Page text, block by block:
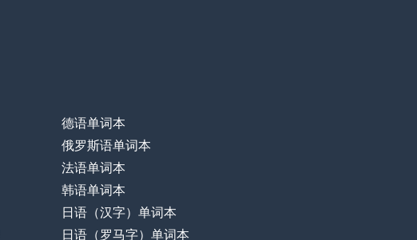
德语单词本
俄罗斯语单词本
法语单词本
韩语单词本
日语（汉字）单词本
日语（罗马字）单词本